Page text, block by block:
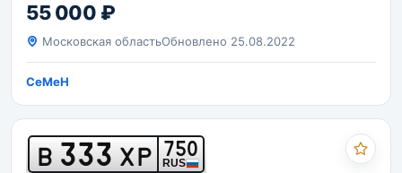
55 000 ₽
Московская областьОбновлено 25.08.2022
CeMeH
В 333 ХР 750
RUS